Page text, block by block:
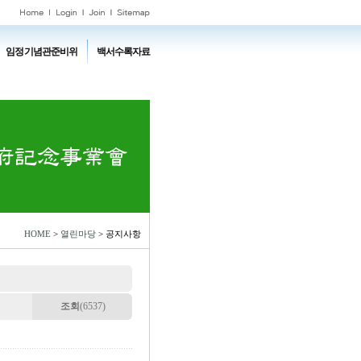
임정기념관준비위 백서수록자료
HOME > 열린마당 > 공지사항
조회 (6537)